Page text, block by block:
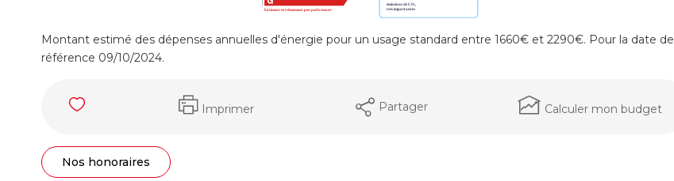
Montant estimé des dépenses annuelles d'énergie pour un usage standard entre 1660€ et 2290€. Pour la date de
référence 09/10/2024.
Imprimer Partager Calculer mon budget
Nos honoraires